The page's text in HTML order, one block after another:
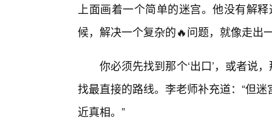
上面画着一个简单的迷宫。他没有解
候，解决一个复杂的🔥问题，就像走出
你必须先找到那个‘出口’，或者说
找最直接的路线。李老师补充道：“但
近真相。”